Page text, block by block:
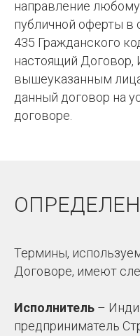
направление
публичной оферты в
435 Гражданского
настоящий Договор,
вышеуказанным
данный договор на
договоре.
Термины,
Договоре, имеют
Исполнитель –
предприниматель